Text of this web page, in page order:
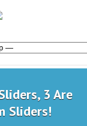
3 Are
Sliders!